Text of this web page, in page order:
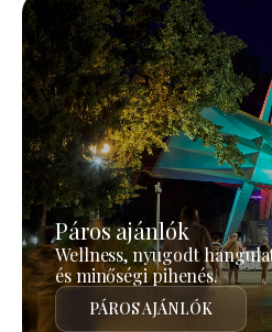
Páros ajánlók
Wellness, nyugodt
és minőségi pihenés.
PÁROS AJÁNLÓK